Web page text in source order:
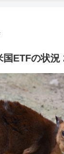
国ETFの状況